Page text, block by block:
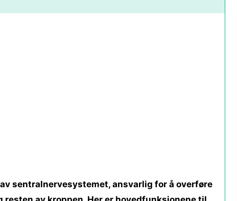
sentralnervesystemet, ansvarlig for å overføre